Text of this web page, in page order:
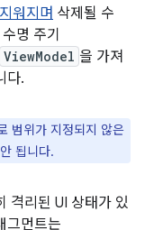
지워지며 삭제될 수
명 주기
ViewModel 을 가져
다.
범위가 지정되지 않은
됩니다.
격리된 UI 상태가 있
그먼트는